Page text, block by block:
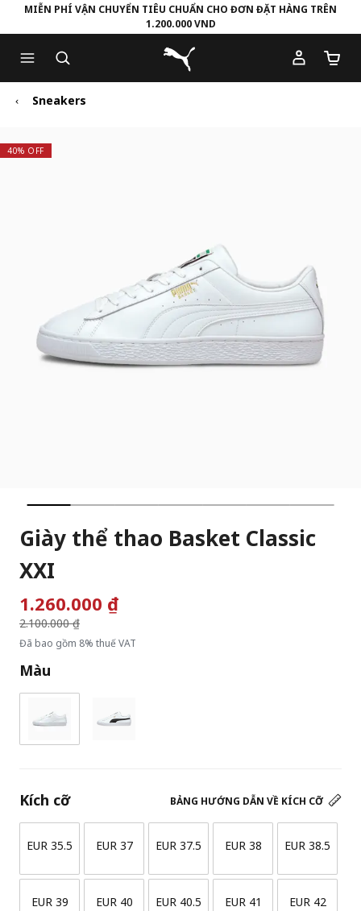
to
Main
content
to
Footer
Content
MIỄN PHÍ VẬN CHUYỂN TIÊU CHUẨN CHO ĐƠN ĐẶT HÀNG TRÊN
1.200.000 VND
Puma Trang chủ
Số
Sneakers
40% OFF
Giày thể thao Basket Classic
XXI
1.260.000 ₫Giá giảm từ
2.100.000 ₫
đến
Đã bao gồm 8% thuế VAT
Màu
BẢNG HƯỚNG DẪN VỀ KÍCH CỠ
Kích cỡ
EUR 35.5 EUR 37 EUR 37.5 EUR 38 EUR 38.5
EUR 39 EUR 40 EUR 40.5 EUR 41 EUR 42